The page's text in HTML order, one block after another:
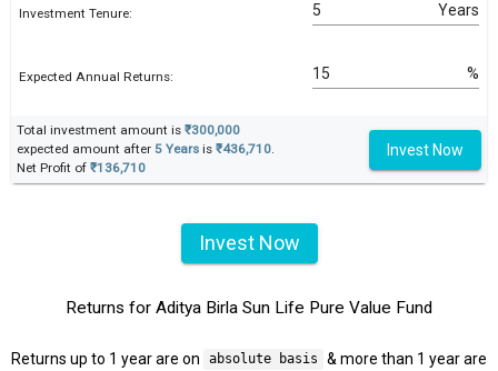
Investment Tenure: Years
Expected Annual Returns: %
Total investment amount is ₹300,000
expected amount after 5 Years is ₹436,710.
Net Profit of ₹136,710
Invest Now
Invest Now
Returns for Aditya Birla Sun Life Pure Value Fund
Returns up to 1 year are on absolute basis
& more than 1 year are